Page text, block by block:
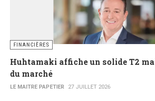
FINANCIÈRES
Huhtamaki affiche un solide T2
du marché
LE MAITRE PAPETIER 27 JUILLET 2026